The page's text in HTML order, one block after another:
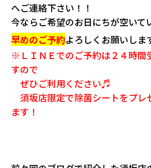
へご連絡下さい！！
今ならご希望のお日にちが空い
早めのご予約よろしくお願いし
※ＬＩＮＥでのご予約は２４時間
すので
ぜひご利用ください♬
須坂店限定で除菌シートをプレ
ます！